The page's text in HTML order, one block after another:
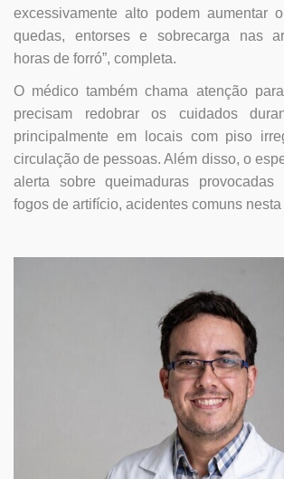
excessivamente alto podem aumentar
quedas, entorses e sobrecarga nas
horas de forró”, completa.
O médico também chama atenção
precisam redobrar os cuidados
principalmente em locais com piso
circulação de pessoas. Além disso, o
alerta sobre queimaduras
fogos de artifício, acidentes comuns